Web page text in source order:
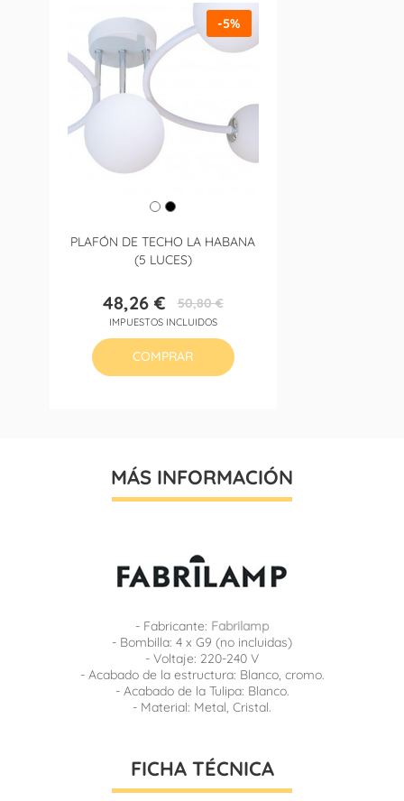
PLAFÓN DE TECHO LA HABANA
(5 LUCES)
Precio
48,26 €Precio
base
50,80 €
IMPUESTOS INCLUIDOS
-5%
COMPRAR
MÁS INFORMACIÓN
- Fabricante: Fabrilamp
- Bombilla: 4 x G9 (no incluidas)
- Voltaje: 220-240 V
- Acabado de la estructura: Blanco, cromo.
- Acabado de la Tulipa: Blanco.
- Material: Metal, Cristal.
FICHA TÉCNICA